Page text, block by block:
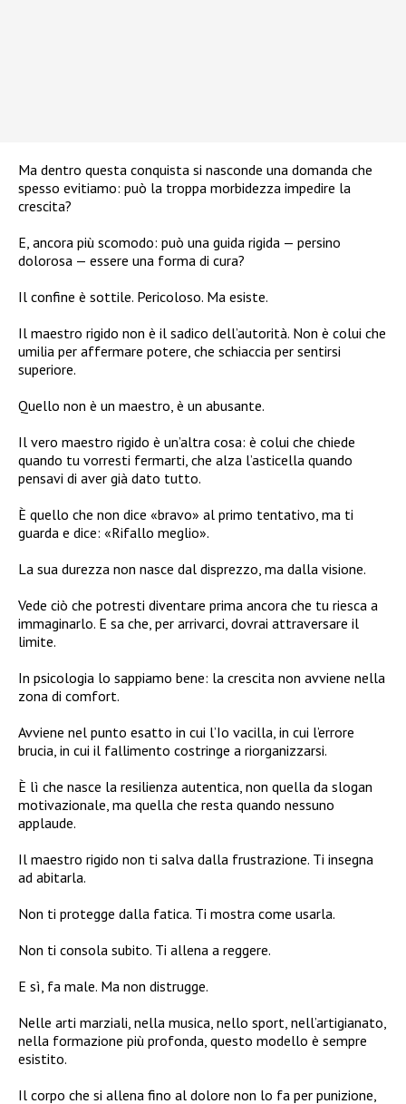
Ma dentro questa conquista si nasconde una domanda che
spesso evitiamo: può la troppa morbidezza impedire la
crescita?
E, ancora più scomodo: può una guida rigida — persino
dolorosa — essere una forma di cura?
Il confine è sottile. Pericoloso. Ma esiste.
Il maestro rigido non è il sadico dell’autorità. Non è colui che
umilia per affermare potere, che schiaccia per sentirsi
superiore.
Quello non è un maestro, è un abusante.
Il vero maestro rigido è un’altra cosa: è colui che chiede
quando tu vorresti fermarti, che alza l’asticella quando
pensavi di aver già dato tutto.
È quello che non dice «bravo» al primo tentativo, ma ti
guarda e dice: «Rifallo meglio».
La sua durezza non nasce dal disprezzo, ma dalla visione.
Vede ciò che potresti diventare prima ancora che tu riesca a
immaginarlo. E sa che, per arrivarci, dovrai attraversare il
limite.
In psicologia lo sappiamo bene: la crescita non avviene nella
zona di comfort.
Avviene nel punto esatto in cui l’Io vacilla, in cui l’errore
brucia, in cui il fallimento costringe a riorganizzarsi.
È lì che nasce la resilienza autentica, non quella da slogan
motivazionale, ma quella che resta quando nessuno
applaude.
Il maestro rigido non ti salva dalla frustrazione. Ti insegna
ad abitarla.
Non ti protegge dalla fatica. Ti mostra come usarla.
Non ti consola subito. Ti allena a reggere.
E sì, fa male. Ma non distrugge.
Nelle arti marziali, nella musica, nello sport, nell’artigianato,
nella formazione più profonda, questo modello è sempre
esistito.
Il corpo che si allena fino al dolore non lo fa per punizione,